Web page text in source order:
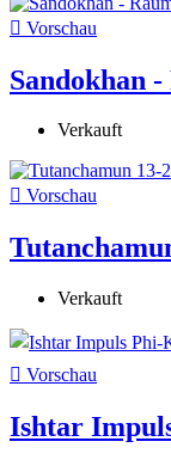
 Vorschau
Sandokhan
Verkauft
 Vorschau
Verkauft
 Vorschau
Ishtar